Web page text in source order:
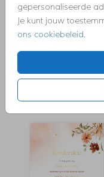
gepersonaliseerde
Je kunt jouw
ons cookiebeleid